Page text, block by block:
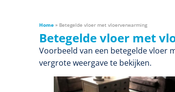
Home » Betegelde vloer met vloerverwarming
Betegelde vloer met
Voorbeeld van een betegelde vloer
vergrote weergave te bekijken.